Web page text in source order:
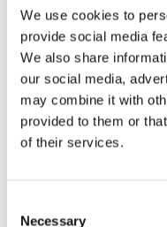
We use cookies to
provide social media
We also share
our social media,
may combine it with
provided to them or
of their services.
Necessary